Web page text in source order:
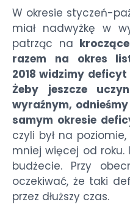
W okresie styczeń-
miał nadwyżkę w
patrząc na
razem na okres
2018 widzimy deficyt
Żeby jeszcze
wyraźnym,
samym okresie
czyli był na
mniej więcej od roku.
budżecie. Przy
oczekiwać, że taki
przez dłuższy czas.